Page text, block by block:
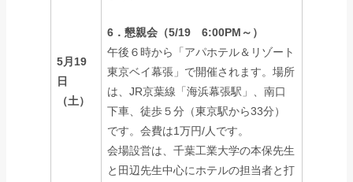
5月19
日
（土）
6．懇親会（5/19 6:00PM～）
午後６時から「アパホテル＆リゾート
東京ベイ幕張」で開催されます。場所
は、JR京葉線「海浜幕張駅」、南口
下車、徒歩５分（東京駅から33分）
です。会費は1万円/人です。
会場設営は、千葉工業大学の本保先生
と田辺先生中心にホテルの担当者と打